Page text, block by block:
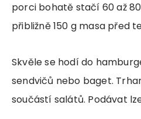
porci bohatě stačí 60 až
přibližně 150 g masa před
Skvěle se hodí do
sendvičů nebo baget.
součástí salátů. Podávat